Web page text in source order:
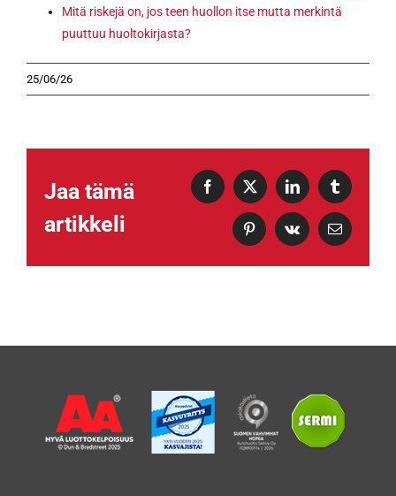
Mitä riskejä on, jos teen huollon itse mutta merkintä
puuttuu huoltokirjasta?
25/06/26
Jaa tämä
artikkeli
Facebook
X LinkedInTumblr
PinterestVk Sähköposti